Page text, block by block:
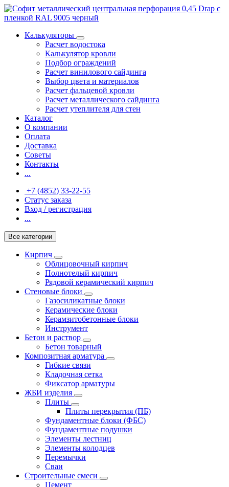
Калькуляторы
Расчет водостока
Калькулятор кровли
Подбор ограждений
Расчет винилового сайдинга
Выбор цвета и материалов
Расчет фальцевой кровли
Расчет металлического сайдинга
Расчет утеплителя для стен
Каталог
О компании
Оплата
Доставка
Советы
Контакты
...
+7 (4852) 33-22-55
Статус заказа
Вход / регистрация
...
Все категории
Кирпич
Облицовочный кирпич
Полнотелый кирпич
Рядовой керамический кирпич
Стеновые блоки
Газосиликатные блоки
Керамические блоки
Керамзитобетонные блоки
Инструмент
Бетон и раствор
Бетон товарный
Композитная арматура
Гибкие связи
Кладочная сетка
Фиксатор арматуры
ЖБИ изделия
Плиты
Плиты перекрытия (ПБ)
Фундаментные блоки (ФБС)
Фундаментные подушки
Элементы лестниц
Элементы колодцев
Перемычки
Сваи
Строительные смеси
Цемент